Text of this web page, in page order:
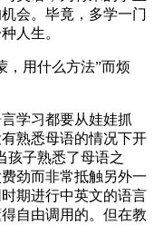
会。毕竟，多学一门
人生。
，用什么方法”而烦
学习都要从娃娃抓
熟悉母语的情况下开
孩子熟悉了母语之
劲而非常抵触另外一
期进行中英文的语言
自由调用的。但在教